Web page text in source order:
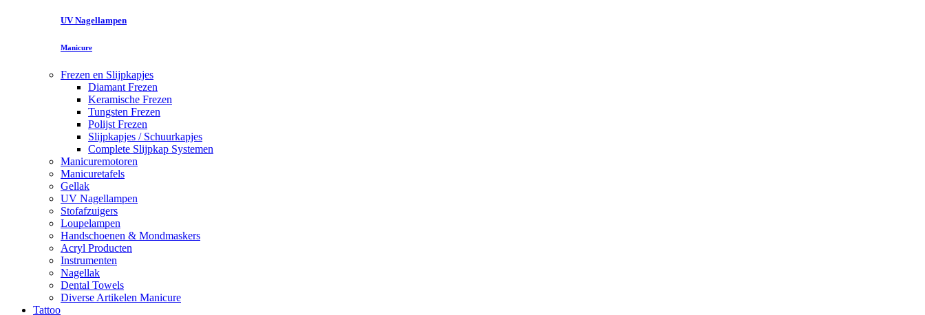
UV Nagellampen
Manicure
Frezen en Slijpkapjes
Diamant Frezen
Keramische Frezen
Tungsten Frezen
Polijst Frezen
Slijpkapjes / Schuurkapjes
Complete Slijpkap Systemen
Manicuremotoren
Manicuretafels
Gellak
UV Nagellampen
Stofafzuigers
Loupelampen
Handschoenen & Mondmaskers
Acryl Producten
Instrumenten
Nagellak
Dental Towels
Diverse Artikelen Manicure
Tattoo